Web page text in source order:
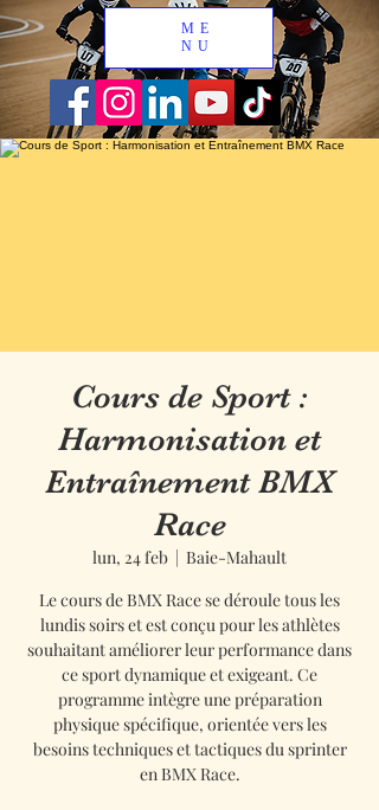
ME
NU
Cours de Sport :
Harmonisation et
Entraînement BMX
Race
lun, 24 feb
  |
Baie-Mahault
Le cours de BMX Race se déroule tous les
lundis soirs et est conçu pour les athlètes
souhaitant améliorer leur performance dans
ce sport dynamique et exigeant. Ce
programme intègre une préparation
physique spécifique, orientée vers les
besoins techniques et tactiques du sprinter
en BMX Race.